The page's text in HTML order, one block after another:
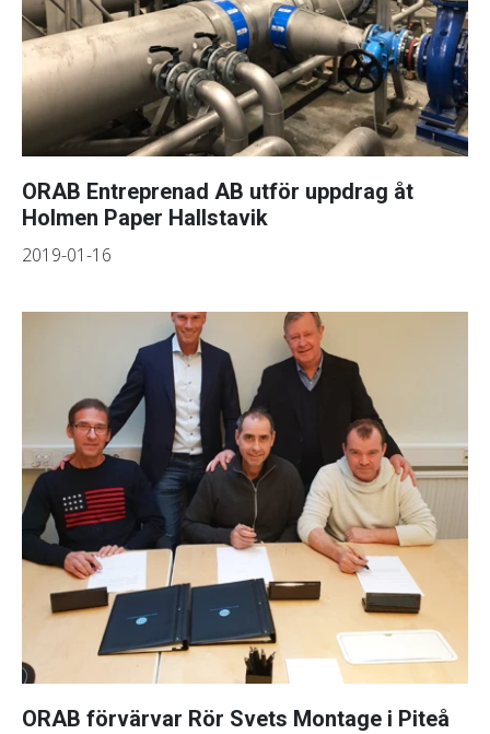
ORAB Entreprenad AB utför uppdrag åt
Holmen Paper Hallstavik
2019-01-16
ORAB förvärvar Rör Svets Montage i Piteå